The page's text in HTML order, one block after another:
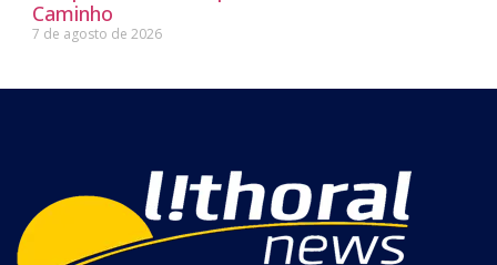
Caminho
7 de agosto de 2026